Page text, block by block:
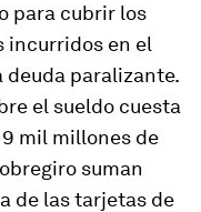
para cubrir los
incurridos en el
paralizante.
el sueldo cuesta
mil millones de
suman
de las tarjetas de